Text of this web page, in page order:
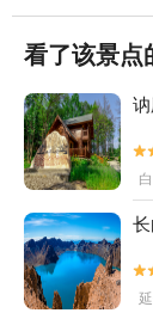
看了该景点